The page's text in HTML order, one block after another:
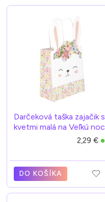
Darčeková taška zajačik s
kvetmi malá na Veľkú noc
2,29 €
DO KOŠÍKA